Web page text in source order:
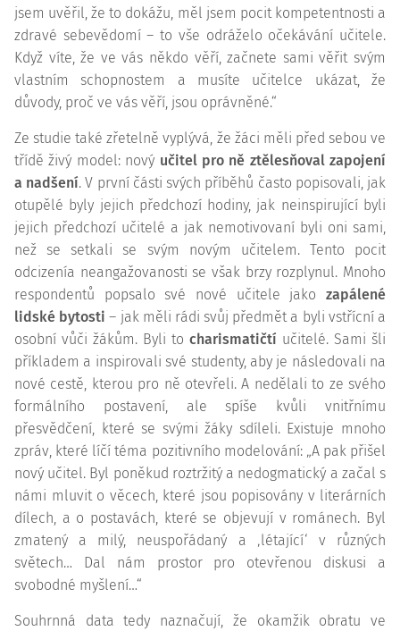
jsem uvěřil, že to dokážu, měl jsem pocit kompetentnosti a
zdravé sebevědomí – to vše odráželo očekávání učitele.
Když víte, že ve vás někdo věří, začnete sami věřit svým
vlastním schopnostem a musíte učitelce ukázat, že
důvody, proč ve vás věří, jsou oprávněné.“
Ze studie také zřetelně vyplývá, že žáci měli před sebou ve
třídě živý model: nový učitel pro ně ztělesňoval zapojení
a nadšení. V první části svých příběhů často popisovali, jak
otupělé byly jejich předchozí hodiny, jak neinspirující byli
jejich předchozí učitelé a jak nemotivovaní byli oni sami,
než se setkali se svým novým učitelem. Tento pocit
odcizenía neangažovanosti se však brzy rozplynul. Mnoho
respondentů popsalo své nové učitele jako zapálené
lidské bytosti – jak měli rádi svůj předmět a byli vstřícní a
osobní vůči žákům. Byli to charismatičtí učitelé. Sami šli
příkladem a inspirovali své studenty, aby je následovali na
nové cestě, kterou pro ně otevřeli. A nedělali to ze svého
formálního postavení, ale spíše kvůli vnitřnímu
přesvědčení, které se svými žáky sdíleli. Existuje mnoho
zpráv, které líčí téma pozitivního modelování: „A pak přišel
nový učitel. Byl poněkud roztržitý a nedogmatický a začal s
námi mluvit o věcech, které jsou popisovány v literárních
dílech, a o postavách, které se objevují v románech. Byl
zmatený a milý, neuspořádaný a ‚létající‘ v různých
světech… Dal nám prostor pro otevřenou diskusi a
svobodné myšlení…“
Souhrnná data tedy naznačují, že okamžik obratu ve